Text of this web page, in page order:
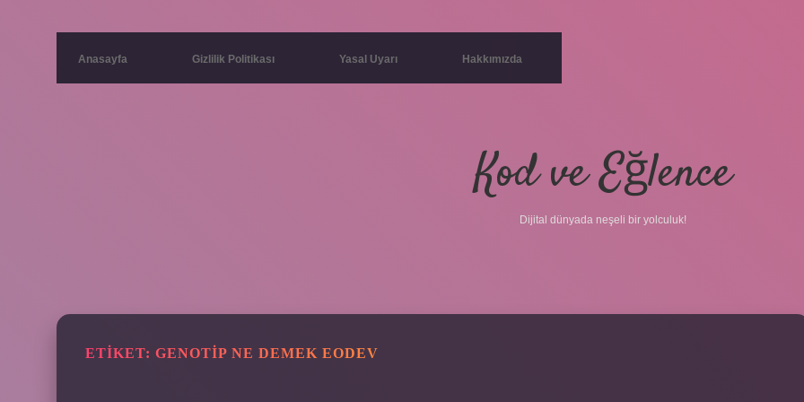
Anasayfa Gizlilik Politikası Yasal Uyarı Hakkımızda
Kod ve Eğlence
Dijital dünyada neşeli bir yolculuk!
ETIKET: GENOTIP NE DEMEK EODEV